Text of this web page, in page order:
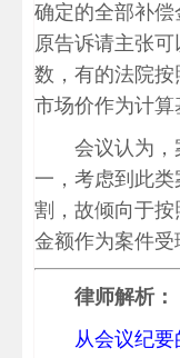
确定的全部补
原告诉请主张
数，有的法院
市场价作为计算
会议认为
一，考虑到此
割，故倾向于
金额作为案件受
律师解析：
从会议纪